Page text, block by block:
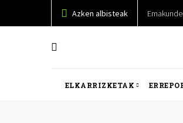
Azken albisteak
ELKARRIZKETAK